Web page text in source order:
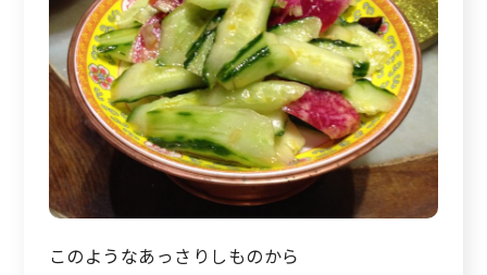
このようなあっさりしものから